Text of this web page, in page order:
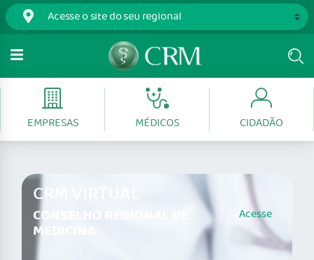
EMPRESAS MÉDICOS CIDADÃO
CRM VIRTUAL
CONSELHO REGIONAL DE
MEDICINA
Acesse